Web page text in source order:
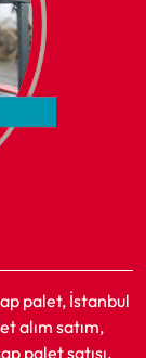
palet, İstanbul
alım satım,
palet satışı,